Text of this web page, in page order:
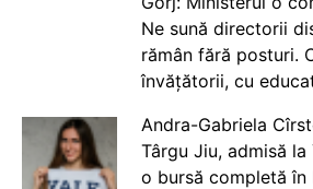
Ne sună directorii
rămân fără posturi.
învățătorii, cu
Andra-Gabriela
Târgu Jiu, admisă
o bursă completă în